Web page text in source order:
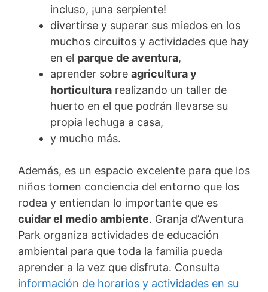
incluso, ¡una serpiente!
divertirse y superar sus miedos en los
muchos circuitos y actividades que hay
en el parque de aventura,
aprender sobre agricultura y
horticultura realizando un taller de
huerto en el que podrán llevarse su
propia lechuga a casa,
y mucho más.
Además, es un espacio excelente para que los
niños tomen conciencia del entorno que los
rodea y entiendan lo importante que es
cuidar el medio ambiente. Granja d’Aventura
Park organiza actividades de educación
ambiental para que toda la familia pueda
aprender a la vez que disfruta. Consulta
información de horarios y actividades en su